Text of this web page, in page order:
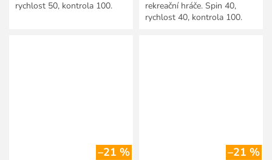
rychlost 50, kontrola 100.
rekreační hráče. Spin 40,
rychlost 40, kontrola 100.
–21 % –21 %